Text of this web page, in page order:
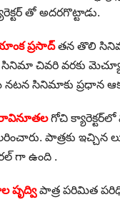
తో అదరగొట్టాడు.
ప్రసాద్తన తొలి
చివరి వరకు
సినిమాకు ప్రధాన
రావినూతలగోచి
పాత్రకు ఇచ్చిన
గా ఉంది .
పృద్విపాత్ర పరిమిత